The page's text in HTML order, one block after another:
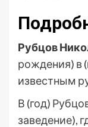
Рубцов
рождения) в
известным
В (год)
заведение),